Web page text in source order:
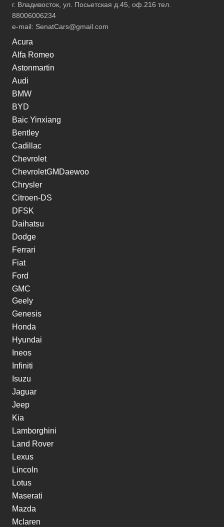
г. Владивосток, ул. Посьетская д.45, оф.216 тел.
88006006234
e-mail: SenatCars@gmail.com
Acura
Alfa Romeo
Astonmartin
Audi
BMW
BYD
Baic Yinxiang
Bentley
Cadillac
Chevrolet
ChevroletGMDaewoo
Chrysler
Citroen-DS
DFSK
Daihatsu
Dodge
Ferrari
Fiat
Ford
GMC
Geely
Genesis
Honda
Hyundai
Ineos
Infiniti
Isuzu
Jaguar
Jeep
Kia
Lamborghini
Land Rover
Lexus
Lincoln
Lotus
Maserati
Mazda
Mclaren